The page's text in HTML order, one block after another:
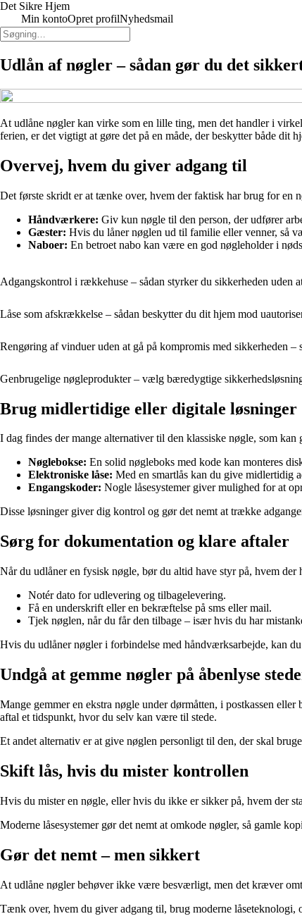
Det Sikre Hjem
Min kontoOpret profilNyhedsmail
Udlån af nøgler – sådan gør du det
At udlåne nøgler kan virke som en lille ting, men det handler i
ferien, er det vigtigt at gøre det på en måde, der beskytter både dit
Overvej, hvem du giver adgang til
Det første skridt er at tænke over, hvem der faktisk har brug for en
Håndværkere: Giv kun nøgle til den person, der udfører
Gæster: Hvis du låner nøglen ud til familie eller venner, så
Naboer: En betroet nabo kan være en god nøgleholder i
Adgangskontrol i rækkehuse – sådan styrker du sikkerheden uden
Låse som afskrækkelse – sådan beskytter du dit hjem mod
Rengøring af vinduer uden at gå på kompromis med sikkerheden –
Genbrugelige nøgleprodukter – vælg bæredygtige
Brug midlertidige eller digitale løsninger
I dag findes der mange alternativer til den klassiske nøgle, som kan
Nøglebokse: En solid nøgleboks med kode kan monteres
Elektroniske låse: Med en smartlås kan du give midlertidig
Engangskoder: Nogle låsesystemer giver mulighed for at
Disse løsninger giver dig kontrol og gør det nemt at trække
Sørg for dokumentation og klare aftaler
Når du udlåner en fysisk nøgle, bør du altid have styr på, hvem
Notér dato for udlevering og tilbagelevering.
Få en underskrift eller en bekræftelse på sms eller mail.
Tjek nøglen, når du får den tilbage – især hvis du har
Hvis du udlåner nøgler i forbindelse med håndværksarbejde, kan
Undgå at gemme nøgler på åbenlyse
Mange gemmer en ekstra nøgle under dørmåtten, i postkassen
aftal et tidspunkt, hvor du selv kan være til stede.
Et andet alternativ er at give nøglen personligt til den, der skal
Skift lås, hvis du mister kontrollen
Hvis du mister en nøgle, eller hvis du ikke er sikker på, hvem der
Moderne låsesystemer gør det nemt at omkode nøgler, så gamle
Gør det nemt – men sikkert
At udlåne nøgler behøver ikke være besværligt, men det kræver
Tænk over, hvem du giver adgang til, brug moderne